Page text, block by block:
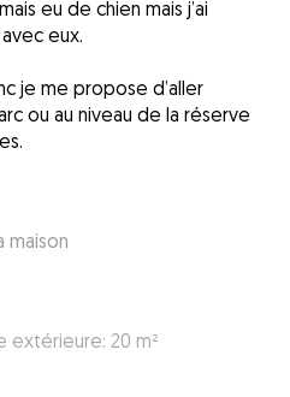
eu de chien mais j’ai
eux.
je me propose d’aller
ou au niveau de la réserve
maison
extérieure: 20 m²